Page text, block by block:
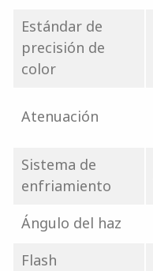
Estándar de
precisión de
color
Atenuación
Sistema de
enfriamiento
Ángulo del haz
Flash